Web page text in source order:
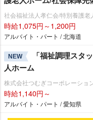
社会福祉法人孝仁会/特別養護老
時給1,075円～1,200円
アルバイト・パート / 北海道
NEW
「福祉調理スタ
人ホーム
株式会社つむぎコーポレーショ
時給1,140円～
アルバイト・パート / 愛知県